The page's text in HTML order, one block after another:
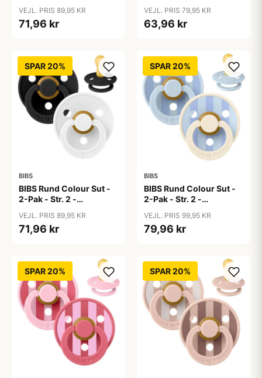
Blue/Baby Blue
VEJL. PRIS 89,95 KR
71,96 kr
Pink/Bubblegum
VEJL. PRIS 79,95 KR
63,96 kr
SPAR 20%
BIBS
BIBS Rund Colour Sut -
2-Pak - Str. 2 -
Black/White
VEJL. PRIS 89,95 KR
71,96 kr
SPAR 20%
BIBS
BIBS Rund Colour Sut -
2-Pak - Str. 2 -
Studio - Baby Blue/Dusty
Blue Mix
VEJL. PRIS 99,95 KR
79,96 kr
SPAR 20% SPAR 20%